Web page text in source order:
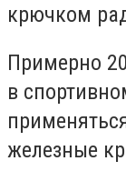
крючком
Примерно
в
железные